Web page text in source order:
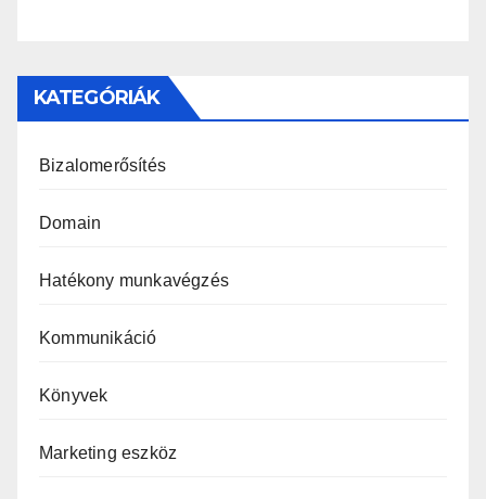
KATEGÓRIÁK
Bizalomerősítés
Domain
Hatékony munkavégzés
Kommunikáció
Könyvek
Marketing eszköz